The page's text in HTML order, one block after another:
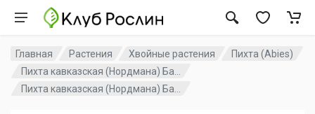
Главная Растения Хвойные растения
Пихта (Abies)
Пихта кавказская (Нордмана) Ба...
Пихта кавказская (Нордмана) Ба...